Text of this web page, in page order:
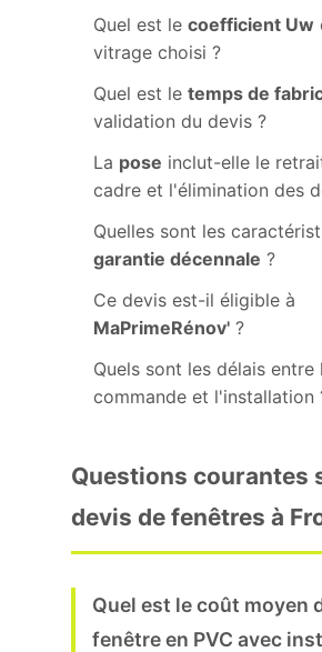
Quel est le coefficient Uw
vitrage choisi ?
Quel est le temps de
validation du devis ?
La pose inclut-elle le
cadre et l'élimination des
Quelles sont les
garantie décennale ?
Ce devis est-il éligible à
MaPrimeRénov' ?
Quels sont les délais entre
commande et l'installation
Questions courantes
devis de fenêtres à
Quel est le coût moyen
fenêtre en PVC avec